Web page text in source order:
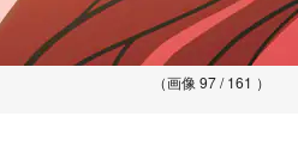
（画像 97 / 161 ）